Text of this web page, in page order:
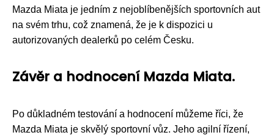
Mazda Miata je jedním z nejoblíbenějších sportovních aut
na svém trhu, což znamená, že je k dispozici u
autorizovaných dealerků po celém Česku.
Závěr a hodnocení Mazda Miata.
Po důkladném testování a hodnocení můžeme říci, že
Mazda Miata je skvělý sportovní vůz. Jeho agilní řízení,